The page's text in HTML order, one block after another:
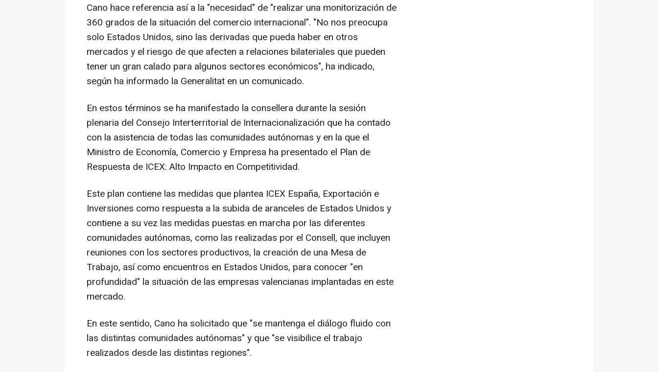
Cano hace referencia así a la "necesidad" de "realizar una monitorización de
360 grados de la situación del comercio internacional". "No nos preocupa
solo Estados Unidos, sino las derivadas que pueda haber en otros
mercados y el riesgo de que afecten a relaciones bilateriales que pueden
tener un gran calado para algunos sectores económicos", ha indicado,
según ha informado la Generalitat en un comunicado.
En estos términos se ha manifestado la consellera durante la sesión
plenaria del Consejo Interterritorial de Internacionalización que ha contado
con la asistencia de todas las comunidades autónomas y en la que el
Ministro de Economía, Comercio y Empresa ha presentado el Plan de
Respuesta de ICEX: Alto Impacto en Competitividad.
Este plan contiene las medidas que plantea ICEX España, Exportación e
Inversiones como respuesta a la subida de aranceles de Estados Unidos y
contiene a su vez las medidas puestas en marcha por las diferentes
comunidades autónomas, como las realizadas por el Consell, que incluyen
reuniones con los sectores productivos, la creación de una Mesa de
Trabajo, así como encuentros en Estados Unidos, para conocer "en
profundidad" la situación de las empresas valencianas implantadas en este
mercado.
En este sentido, Cano ha solicitado que "se mantenga el diálogo fluido con
las distintas comunidades autónomas" y que "se visibilice el trabajo
realizados desde las distintas regiones".